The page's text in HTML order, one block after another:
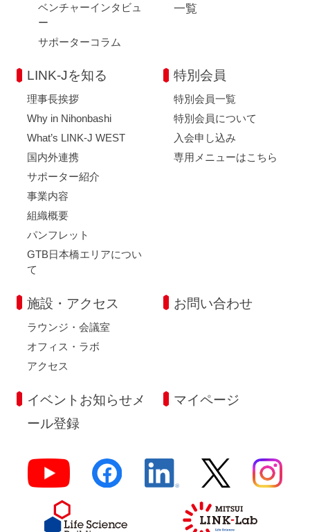
ベンチャーインタビュ
ー
サポーターコラム
一覧
LINK-Jを知る
理事長挨拶
Why in Nihonbashi
What’s LINK-J WEST
国内外連携
サポーター紹介
事業内容
組織概要
パンフレット
GTB日本橋エリアについ
て
特別会員
特別会員一覧
特別会員について
入会申し込み
専用メニューはこちら
施設・アクセス
ラウンジ・会議室
オフィス・ラボ
アクセス
お問い合わせ
イベントお知らせメ
ール登録
マイページ